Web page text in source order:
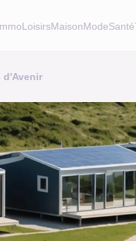
LoisirsMaisonModeSanté
d'Avenir